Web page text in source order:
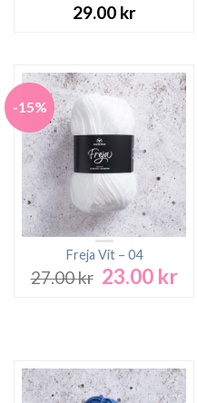
29.00 kr
-15%
Freja Vit – 04
27.00kr Det
23.00 krDet